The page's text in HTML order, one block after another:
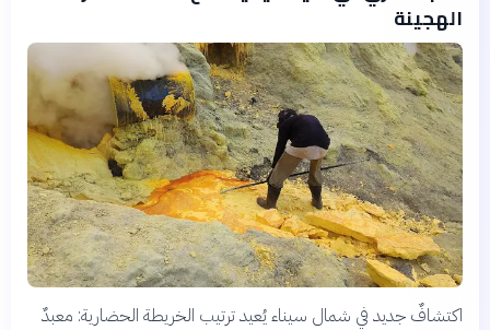
الهجينة
اكتشافٌ جديد في شمال سيناء يُعيد ترتيب الخريطة الحضارية: معبدٌ